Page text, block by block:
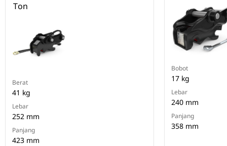
Ton
Berat
41 kg
Lebar
252 mm
Panjang
423 mm
Bobot
17 kg
Lebar
240 mm
Panjang
358 mm